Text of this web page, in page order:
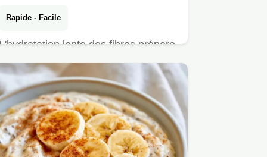
Rapide - Facile
lente des fibres prépare
Overnight oats cacahuète.